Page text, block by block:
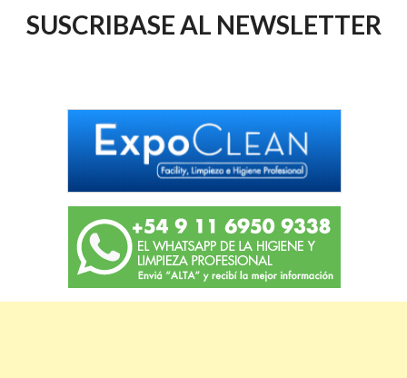
SUSCRIBASE AL NEWSLETTER